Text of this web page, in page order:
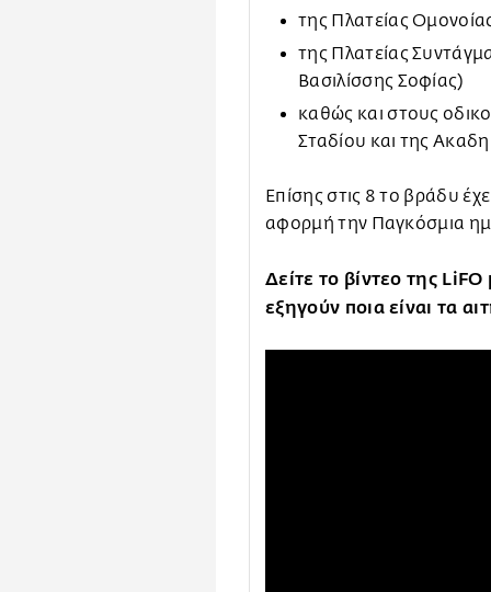
της Πλατείας
της Πλατείας
Βασιλίσσης Σοφίας)
καθώς και στους
Σταδίου και της
Επίσης στις 8 το βράδυ
αφορμή την Παγκόσμια
Δείτε το βίντεο της
εξηγούν ποια είναι τα